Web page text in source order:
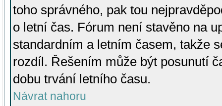
toho správného, pak tou
o letní čas. Fórum není stavěno na
standardním a letním časem, takže
rozdíl. Řešením může být posunutí
dobu trvání letního času.
Návrat nahoru